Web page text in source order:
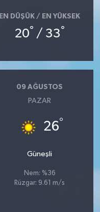
EN DÜŞÜK / EN YÜKSEK
20° / 33°
09 AĞUSTOS
PAZAR
26°
Güneşli
Nem: %36
Rüzgar: 9.61 m/s